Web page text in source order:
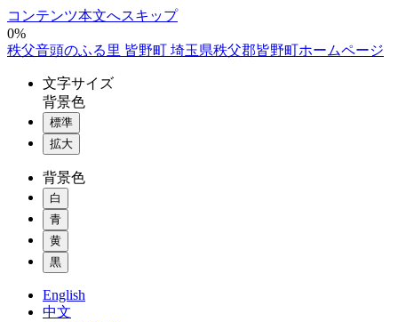
コンテンツ本文へスキップ
0%
秩父音頭のふる里 皆野町 埼玉県秩父郡皆野町ホームページ
文字サイズ
背景色
標準
拡大
背景色
白
青
黄
黒
English
中文